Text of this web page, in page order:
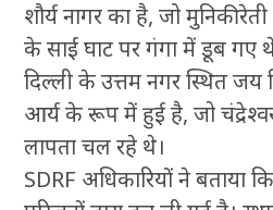
शौर्य नागर का है, जो मुनिकीरेती
के साईं घाट पर गंगा में डूब गए
दिल्ली के उत्तम नगर स्थित जय
आर्य के रूप में हुई है, जो
लापता चल रहे थे।
SDRF अधिकारियों ने बताया